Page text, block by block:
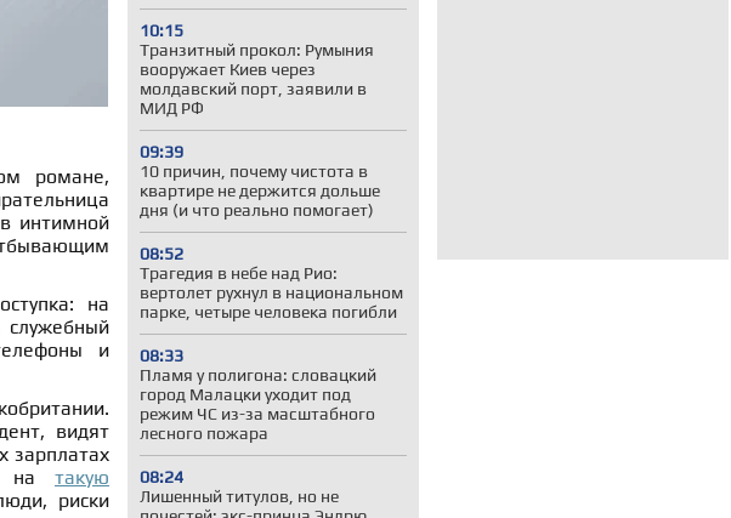
10:15
Транзитный прокол: Румыния
вооружает Киев через
молдавский порт, заявили в
МИД РФ
09:39
10 причин, почему чистота в
квартире не держится дольше
дня (и что реально помогает)
08:52
Трагедия в небе над Рио:
вертолет рухнул в национальном
парке, четыре человека погибли
08:33
Пламя у полигона: словацкий
город Малацки уходит под
режим ЧС из-за масштабного
лесного пожара
08:24
Лишенный титулов, но не
романе,
интимной
на
служебный
и
видят
зарплатах
на такую
риски